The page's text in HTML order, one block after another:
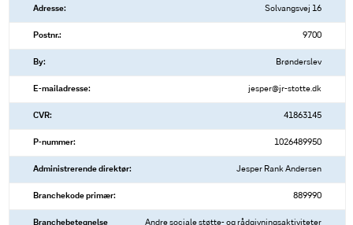
Adresse: Solvangsvej 16
Postnr.: 9700
By: Brønderslev
E-mailadresse: jesper@jr-stotte.dk
CVR: 41863145
P-nummer: 1026489950
Administrerende direktør: Jesper Rank Andersen
Branchekode primær: 889990
Branchebetegnelse
Andre sociale støtte- og rådgivningsaktiviteter